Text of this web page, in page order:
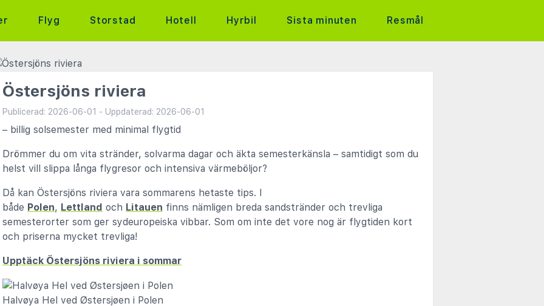
Flyg Storstad Hotell Hyrbil Sista minuten Resmål
Östersjöns riviera
Publicerad: 2026-06-01 - Uppdaterad: 2026-06-01
– billig solsemester med minimal flygtid
Drömmer du om vita stränder, solvarma dagar och äkta semesterkänsla – samtidigt som du
helst vill slippa långa flygresor och intensiva värmeböljor?
Då kan Östersjöns riviera vara sommarens hetaste tips. I
både Polen, Lettland och Litauen finns nämligen breda sandstränder och trevliga
semesterorter som ger sydeuropeiska vibbar. Som om inte det vore nog är flygtiden kort
och priserna mycket trevliga!
Upptäck Östersjöns riviera i sommar
Halvøya Hel ved Østersjøen i Polen